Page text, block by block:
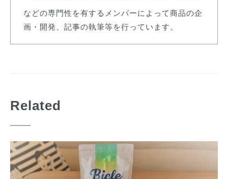
などの専門性を有するメンバーによって商品の企
画・開発、記事の執筆等を行っています。
Related